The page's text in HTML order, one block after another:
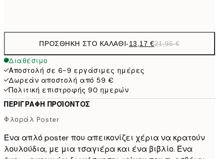
ΠΡΟΣΘΉΚΗ ΣΤΟ ΚΑΛΆΘΙ-13,17 €21,95 €
Διαθέσιμο
Αποστολή σε 6-9 εργάσιμες ημέρες
Δωρεάν αποστολή από 59 €
Πολιτική επιστροφής 90 ημερών
ΠΕΡΙΓΡΑΦΉ ΠΡΟΪΌΝΤΟΣ
Φλοράλ Poster
Ένα απλό poster που απεικονίζει χέρια να κρατούν
λουλούδια, με μια τσαγιέρα και ένα βιβλίο. Ένα